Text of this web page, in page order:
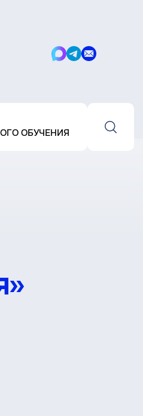
Написать
Написать
Написать
ОБУЧЕНИЯ